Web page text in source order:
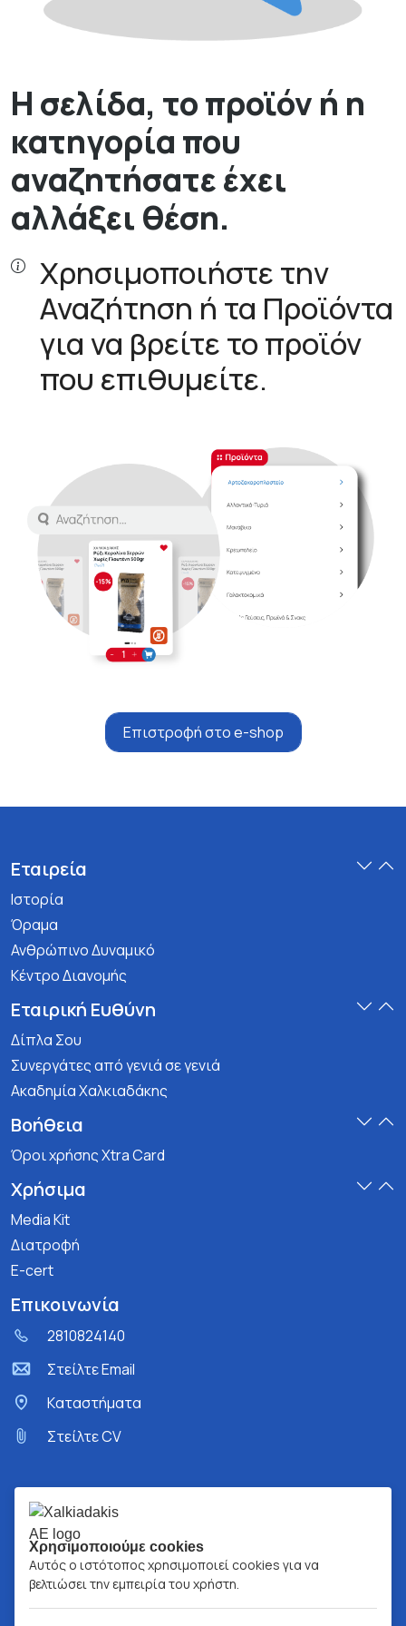
Η σελίδα, το προϊόν ή η
κατηγορία που
αναζητήσατε έχει
αλλάξει θέση.
Χρησιμοποιήστε την
Αναζήτηση ή τα Προϊόντα
για να βρείτε το προϊόν
που επιθυμείτε.
Επιστροφή στο e-shop
Εταιρεία
Ιστορία
Όραμα
Ανθρώπινο Δυναμικό
Κέντρο Διανομής
Εταιρική Ευθύνη
Δίπλα Σου
Συνεργάτες από γενιά σε γενιά
Ακαδημία Χαλκιαδάκης
Βοήθεια
Όροι χρήσης Xtra Card
Χρήσιμα
Media Kit
Διατροφή
E-cert
Επικοινωνία
2810824140
Στείλτε Email
Kαταστήματα
Στείλτε CV
Χρησιμοποιούμε cookies
Αυτός ο ιστότοπος χρησιμοποιεί cookies για να
βελτιώσει την εμπειρία του χρήστη.